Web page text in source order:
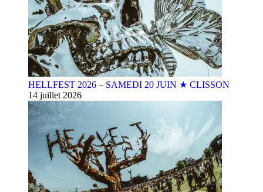
HELLFEST 2026 – SAMEDI 20 JUIN ★ CLISSON
14 juillet 2026